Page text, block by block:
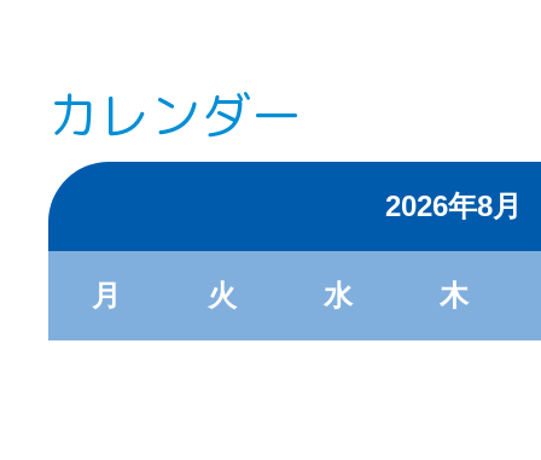
カレンダー
2026年8月
月 火 水 木